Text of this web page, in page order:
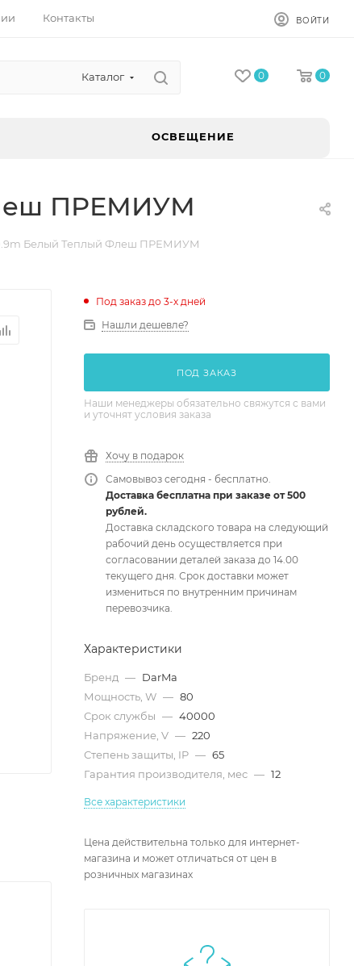
Контакты ВОЙТИ
Каталог 0 0
ОСВЕЩЕНИЕ
ПРЕМИУМ
Белый Теплый Флеш ПРЕМИУМ
Под заказ до 3-х дней
Нашли дешевле?
ПОД ЗАКАЗ
Наши менеджеры обязательно свяжутся с вами
и уточнят условия заказа
Хочу в подарок
Самовывоз сегодня - бесплатно.
Доставка бесплатна при заказе от 500
рублей.
Доставка складского товара на следующий
рабочий день осуществляется при
согласовании деталей заказа до 14.00
текущего дня. Срок доставки может
измениться по внутренним причинам
перевозчика.
Характеристики
Бренд — DarMa
Мощность, W — 80
Срок службы — 40000
Напряжение, V — 220
Степень защиты, IP — 65
Гарантия производителя, мес — 12
Все характеристики
Цена действительна только для интернет-
магазина и может отличаться от цен в
розничных магазинах